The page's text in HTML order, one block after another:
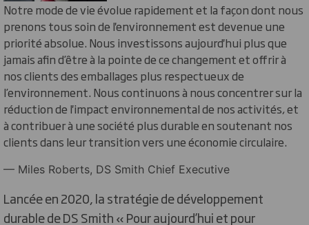
Notre mode de vie évolue rapidement et la façon dont nous
prenons tous soin de l'environnement est devenue une
priorité absolue. Nous investissons aujourd'hui plus que
jamais afin d’être à la pointe de ce changement et offrir à
nos clients des emballages plus respectueux de
l’environnement. Nous continuons à nous concentrer sur la
réduction de l'impact environnemental de nos activités, et
à contribuer à une société plus durable en soutenant nos
clients dans leur transition vers une économie circulaire.
— Miles Roberts, DS Smith Chief Executive
Lancée en 2020, la stratégie de développement
durable de DS Smith « Pour aujourd’hui et pour